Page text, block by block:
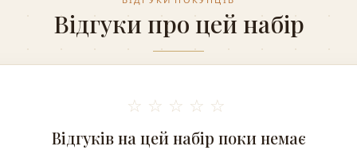
Відгуки про цей набір
☆☆☆☆☆
Відгуків на цей набір поки немає